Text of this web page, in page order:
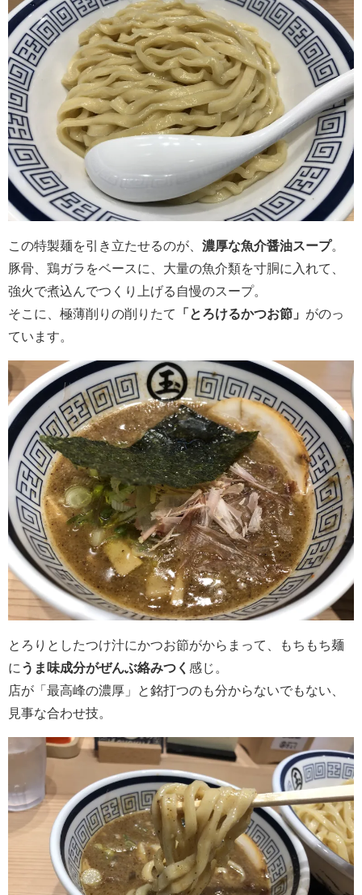
この特製麺を引き立たせるのが、 濃厚な魚介醤油スープ。
豚骨、鶏ガラをベースに、大量の魚介類を寸胴に入れて、
強火で煮込んでつくり上げる自慢のスープ。
そこに、極薄削りの削りたて
「とろけるかつお節」 がのっ
ています。
とろりとしたつけ汁にかつお節がからまって、もちもち麺
に うま味成分がぜんぶ絡みつく 感じ。
店が「最高峰の濃厚」と銘打つのも分からないでもない、
見事な合わせ技。